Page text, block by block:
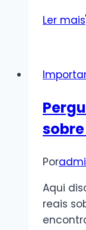
Ler mais
Por
Aqui
reais